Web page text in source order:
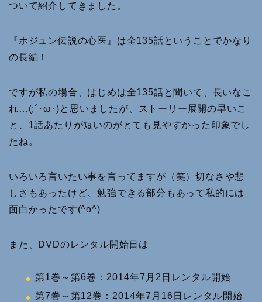
ついて紹介してきました。
『ホジュン伝説の心医』は全135話ということでかなり
の長編！
ですが私の場合、はじめは全135話と聞いて、長いなこ
れ…(;´･ω･)と思いましたが、ストーリー展開の早いこ
と、1話あたりが短いのがとても見やすかった印象でし
たね。
いろいろ言いたい事を言ってますが（笑）切なさや悲
しさもあったけど、勉強できる部分もあって私的には
面白かったです(^o^)
また、DVDのレンタル開始日は
第1巻～第6巻：2014年7月2日レンタル開始
第7巻～第12巻：2014年7月16日レンタル開始